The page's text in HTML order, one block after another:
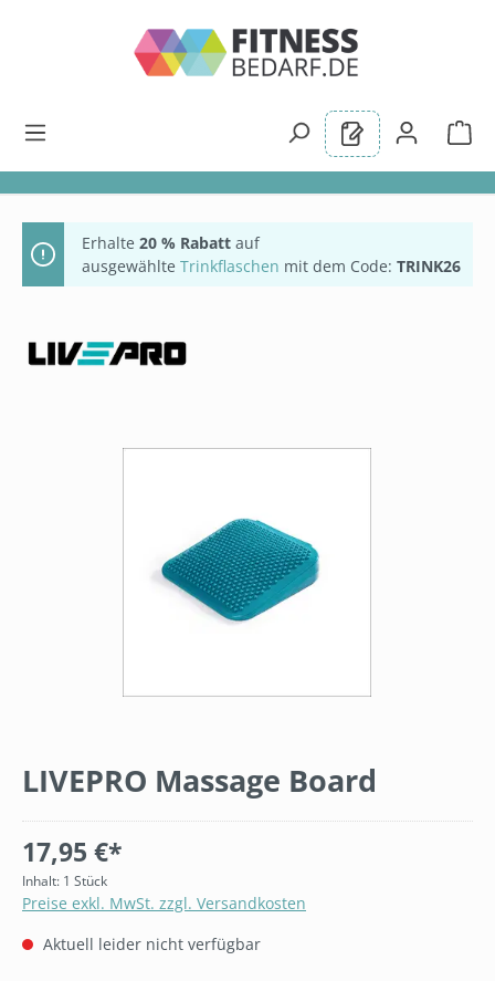
Erhalte 20 % Rabatt auf
ausgewählte Trinkflaschen mit dem Code: TRINK26
LIVEPRO Massage Board
17,95 €*
Inhalt: 1 Stück
Preise exkl. MwSt. zzgl. Versandkosten
Aktuell leider nicht verfügbar